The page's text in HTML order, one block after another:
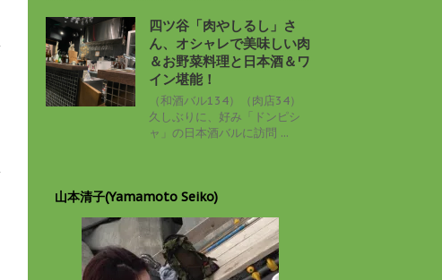
四ツ谷「肉やしるし」さ
ん、オシャレで美味しい肉
＆お野菜料理と日本酒＆ワ
イン堪能！
（和酒バル134）（肉店34）
久しぶりに、好み「ドンピシ
ャ」の日本酒バルに訪問 ...
山本清子(Yamamoto Seiko)